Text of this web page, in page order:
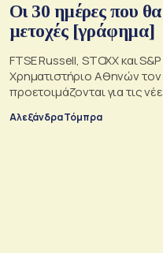
Οι 30 ημέρες που θα
μετοχές [γράφημα]
FTSE Russell, STOXX και
Χρηματιστήριο Αθηνών
προετοιμάζονται για τις
Αλεξάνδρα Τόμπρα